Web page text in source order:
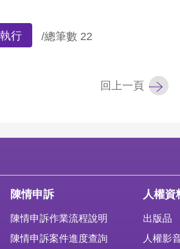
執行 /總筆數 22
回上一頁
陳情申訴
陳情申訴作業流程說明
陳情申訴案件進度查詢
人權資
出版品
人權影